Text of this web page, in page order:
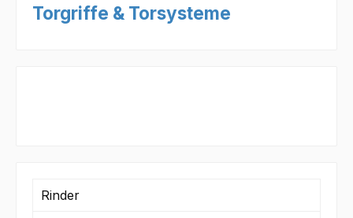
Torgriffe & Torsysteme
Rinder